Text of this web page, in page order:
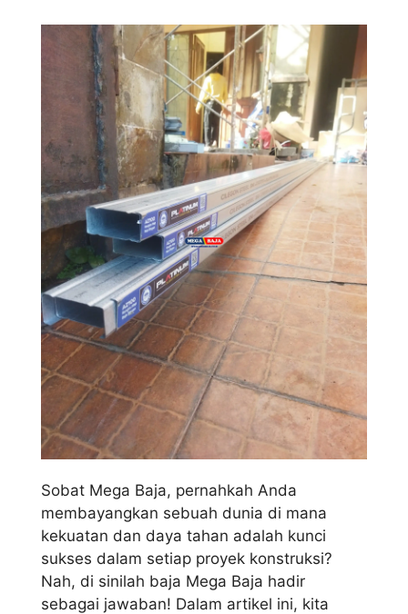
Sobat Mega Baja, pernahkah Anda
membayangkan sebuah dunia di mana
kekuatan dan daya tahan adalah kunci
sukses dalam setiap proyek konstruksi?
Nah, di sinilah baja Mega Baja hadir
sebagai jawaban! Dalam artikel ini, kita